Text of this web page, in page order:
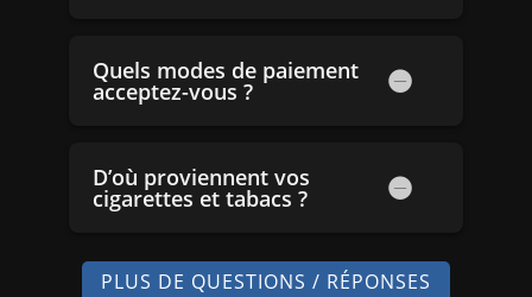
Quels modes de paiement
acceptez-vous ?
D’où proviennent vos
cigarettes et tabacs ?
PLUS DE QUESTIONS / RÉPONSES